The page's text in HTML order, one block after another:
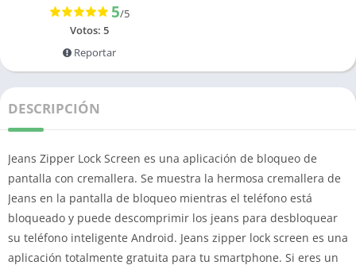
5/5
Votos: 5
Reportar
DESCRIPCIÓN
Jeans Zipper Lock Screen es una aplicación de bloqueo de
pantalla con cremallera. Se muestra la hermosa cremallera de
Jeans en la pantalla de bloqueo mientras el teléfono está
bloqueado y puede descomprimir los jeans para desbloquear
su teléfono inteligente Android. Jeans zipper lock screen es una
aplicación totalmente gratuita para tu smartphone. Si eres un